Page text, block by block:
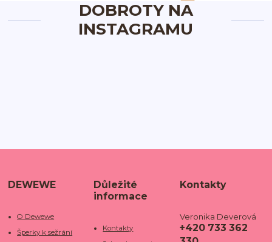
DOBROTY NA
INSTAGRAMU
DEWEWE
O Dewewe
Šperky k sežrání
Důležité
informace
Kontakty
Kontakty
Veronika Deverová
+420 733 362